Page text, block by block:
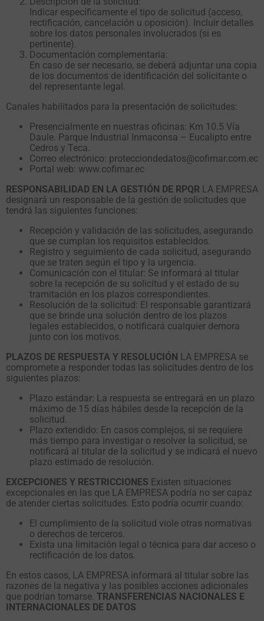
Indicar específicamente el tipo de solicitud (acceso,
rectificación, cancelación u oposición). Incluir detalles
sobre los datos personales involucrados (si es
pertinente).
Documentación complementaria:
En caso de ser necesario, se deberá adjuntar una copia
de los documentos de identificación del solicitante o
del representante legal.
Canales habilitados para la presentación de solicitudes:
Presencialmente en nuestras oficinas: Km 10.5 Vía
Daule. Parque Industrial Inmaconsa – Eucalipto entre
Cedros y Teca.
Correo electrónico: protecciondedatos@cofimar.com.ec
Portal web: www.cofimar.ec
RESPONSABILIDAD EN LA GESTIÓN DE RPQR LA EMPRESA
designará un responsable de la gestión de solicitudes que
tendrá las siguientes funciones:
Recepción y validación de las solicitudes, asegurando
que se cumplan los requisitos establecidos.
Registro y seguimiento de cada solicitud, asegurando
que se traten según el tipo y la urgencia.
Comunicación con el titular: Se informará al titular
sobre la recepción de su solicitud y el estado de su
tramitación en los plazos correspondientes.
Resolución de la solicitud: El responsable garantizará
que se brinde una solución dentro de los plazos
legales establecidos, o notificará cualquier demora
junto con los motivos.
PLAZOS DE RESPUESTA Y RESOLUCIÓN LA EMPRESA se
compromete a responder todas las solicitudes dentro de los
siguientes plazos:
Plazo estándar: La respuesta se entregará en un plazo
máximo de 15 días hábiles desde la recepción de la
solicitud.
Plazo extendido: En casos complejos, si se requiere
más tiempo para investigar o resolver la solicitud, se
notificará al titular de la solicitud y se indicará el nuevo
plazo estimado de resolución.
EXCEPCIONES Y RESTRICCIONES Existen situaciones
excepcionales en las que LA EMPRESA podría no ser capaz
de atender ciertas solicitudes. Esto podría ocurrir cuando:
El cumplimiento de la solicitud viole otras normativas
o derechos de terceros.
Exista una limitación legal o técnica para dar acceso o
rectificación de los datos.
En estos casos, LA EMPRESA informará al titular sobre las
razones de la negativa y las posibles acciones adicionales
que podrían tomarse. TRANSFERENCIAS NACIONALES E
INTERNACIONALES DE DATOS